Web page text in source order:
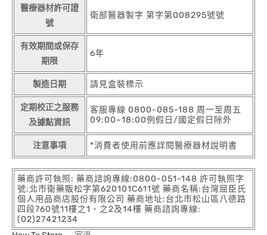
醫療器材許可證
號
衛部醫器製字 第字第008295號號
有效期間或保存
期限
6年
製造日期 請見盒裝標示
定期校正之服務
及據點資訊
客服專線 0800-085-188 周一至周五
09:00~18:00例假日/國定假日除外
注意事項 *消費者使用前應詳閱醫療器材說明書
藥商許可執照: 藥商諮詢專線:0800-051-148 許可執照字
號:北市衛藥販松字第620101C611號 藥商名稱:台灣屈臣氏
個人用品商店股份有限公司 藥商地址:台北市松山區八德路
四段760號11樓之1、之2及14樓 藥商諮詢專線:
(02)27421234